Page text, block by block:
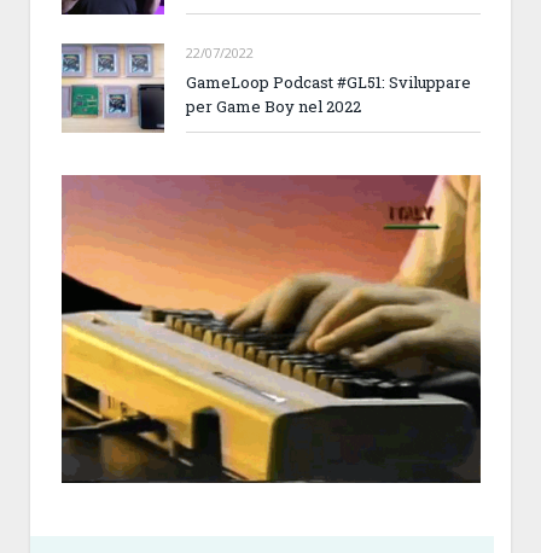
22/07/2022
GameLoop Podcast #GL51: Sviluppare
per Game Boy nel 2022